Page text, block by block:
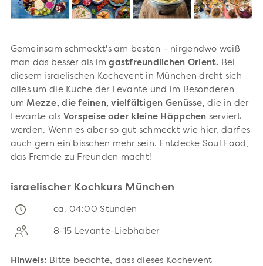
Gemeinsam schmeckt's am besten – nirgendwo weiß
man das besser als imgastfreundlichen Orient. Bei
diesem israelischen Kochevent in München dreht sich
alles um die Küche der Levante und im Besonderen
um Mezze, die feinen, vielfältigen Genüsse, die in der
Levante als Vorspeise oder kleine Häppchen serviert
werden. Wenn es aber so gut schmeckt wie hier, darf es
auch gern ein bisschen mehr sein. Entdecke Soul Food,
das Fremde zu Freunden macht!
israelischer Kochkurs München
ca. 04:00 Stunden
8-15 Levante-Liebhaber
Hinweis: Bitte beachte, dass dieses Kochevent